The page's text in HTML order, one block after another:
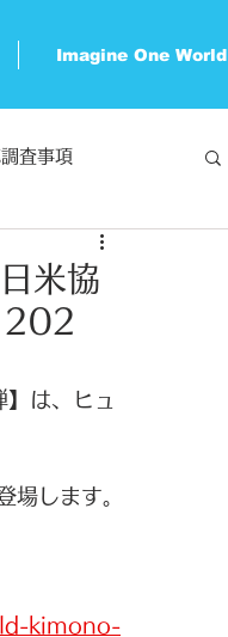
Imagine One World
査事項
米協
202
は、ヒュ
します。
kimono-